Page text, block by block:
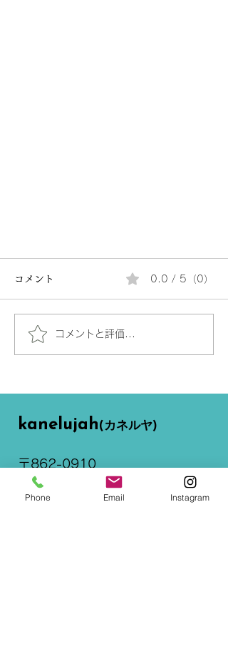
レコードプレーヤー（やっと）復
活！
コメント 0.0 / 5（0）
コメントと評価...
kanelujah(カネルヤ)
〒862-0910
​熊本市東区健軍本町36-24​
Phone Email Instagram